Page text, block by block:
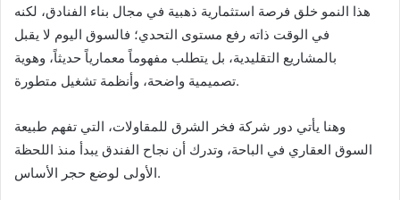
هذا النمو خلق فرصة استثمارية ذهبية في مجال بناء الفنادق، لكنه
في الوقت ذاته رفع مستوى التحدي؛ فالسوق اليوم لا يقبل
بالمشاريع التقليدية، بل يتطلب مفهوماً معمارياً حديثاً، وهوية
تصميمية واضحة، وأنظمة تشغيل متطورة.
وهنا يأتي دور شركة فخر الشرق للمقاولات، التي تفهم طبيعة
السوق العقاري في الباحة، وتدرك أن نجاح الفندق يبدأ منذ اللحظة
الأولى لوضع حجر الأساس.